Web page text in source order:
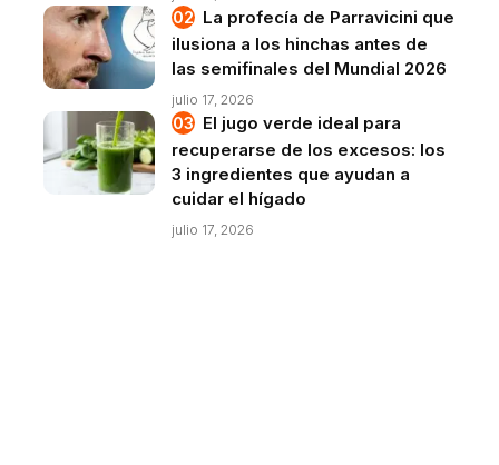
La profecía de Parravicini que
ilusiona a los hinchas antes de
las semifinales del Mundial 2026
julio 17, 2026
El jugo verde ideal para
recuperarse de los excesos: los
3 ingredientes que ayudan a
cuidar el hígado
julio 17, 2026